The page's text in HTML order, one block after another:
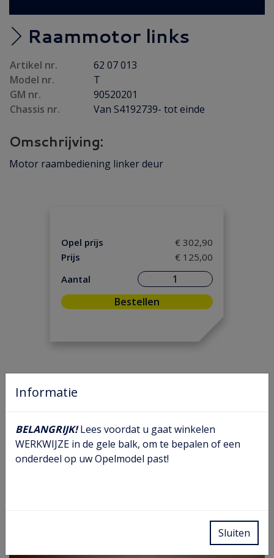
Bumper/ Spoiler/ Spiegel
(58)
Carrosserie(71)
Carrosserie plaatwerk(43)
Electrisch/ Verlichting
Emblemen/ Sierlijsten(40)
Gebruikt(5)
Interieur/ Instrumenten(100)
Ontsteking (2)
Versnelling/ Aandrijving
Remmen/ Wielen
Ruiten/ Rubbers
(75)
Raammotor links
Artikel nr.
62 07 013
Model nr.
T
GM nr.
90520201
Chassis nr.
Van S4192739- tot einde
Omschrijving:
Motor raambediening linker deur
Opel prijs
€ 302,90
Prijs
€ 125,00
Aantal
Bestellen
Informatie
BELANGRIJK!Lees voordat u gaat winkelen
WERKWIJZE in de gele balk, om te bepalen of een
onderdeel op uw Opelmodel past!
Sluiten